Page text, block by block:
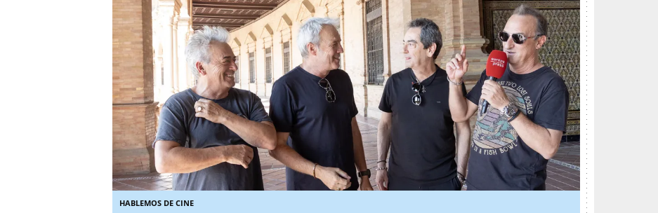
HABLEMOS DE CINE